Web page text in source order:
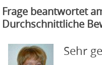
Frage beantwortet
Durchschnittliche
Sehr